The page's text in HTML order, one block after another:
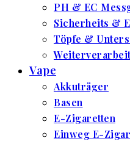
PH & EC
Sicherheits &
Töpfe &
Vape
Akkuträger
Basen
E-Zigaretten
Einweg E-